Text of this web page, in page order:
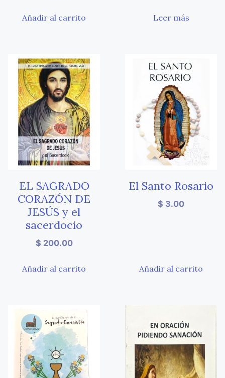
Añadir al carrito Leer más
EL SAGRADO
CORAZÓN DE
JESÚS y el
sacerdocio
$ 200.00
Añadir al carrito
El Santo Rosario
$ 3.00
Añadir al carrito